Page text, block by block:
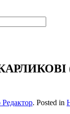
Редактор. Posted in